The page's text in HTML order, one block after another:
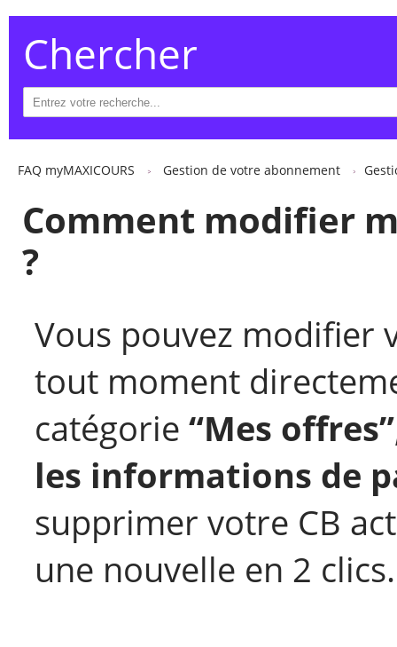
Chercher
FAQ myMAXICOURS Gestion de votre abonnement
Comment modifier
?
Vous pouvez modifier
tout moment
catégorie“Mes offres”
les informations de
supprimer votre CB
une nouvelle en 2 clics.